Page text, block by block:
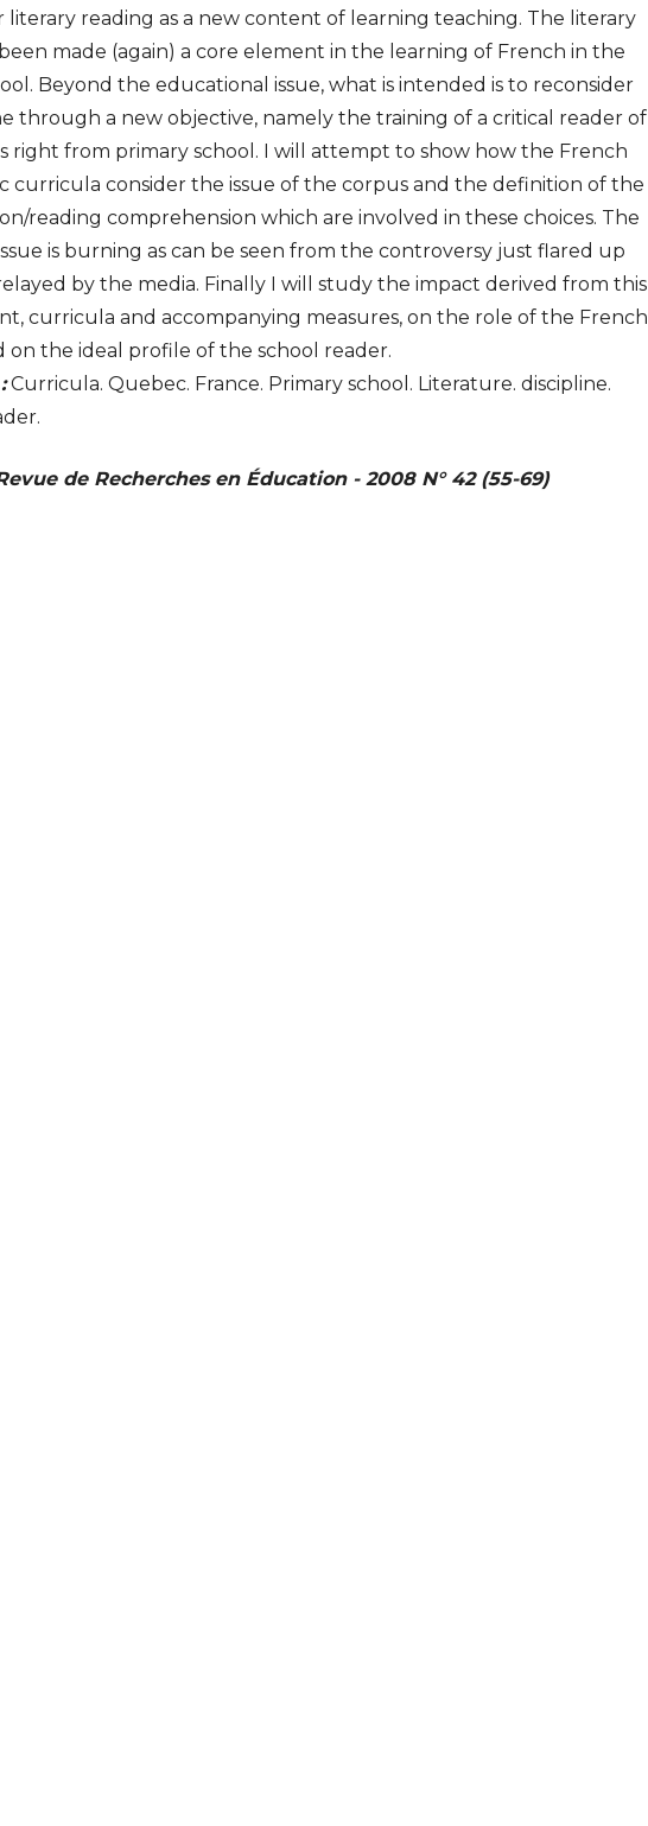
literary reading as a new content of learning teaching. The literary
made (again) a core element in the learning of French in the
Beyond the educational issue, what is intended is to reconsider
through a new objective, namely the training of a critical reader of
right from primary school. I will attempt to show how the French
curricula consider the issue of the corpus and the definition of the
reading comprehension which are involved in these choices. The
is burning as can be seen from the controversy just flared up
by the media. Finally I will study the impact derived from this
curricula and accompanying measures, on the role of the French
on the ideal profile of the school reader.
Curricula. Quebec. France. Primary school. Literature. discipline.
de Recherches en Éducation - 2008 N° 42 (55-69)